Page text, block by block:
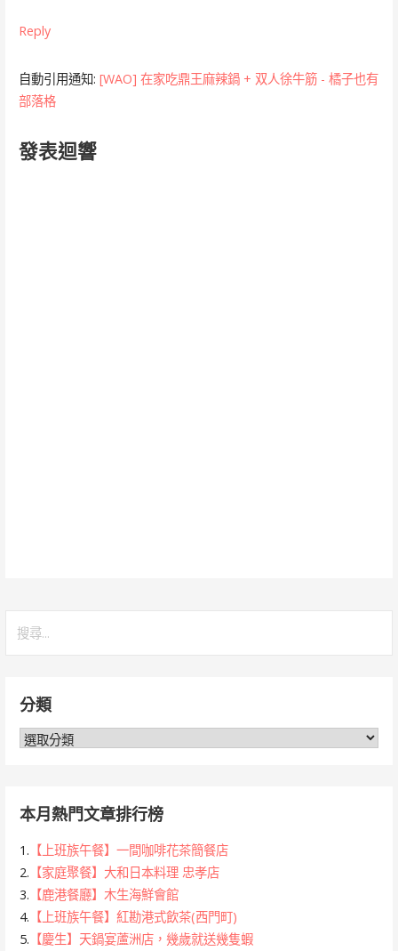
Reply
自動引用通知: [WAO] 在家吃鼎王麻辣鍋 + 双人徐牛筋 - 橘子也有
部落格
發表迴響
字:分類
分
本月熱門文章排行榜
1. 【上班族午餐】一間咖啡花茶簡餐店
2. 【家庭聚餐】大和日本料理 忠孝店
3. 【鹿港餐廳】木生海鮮會館
4. 【上班族午餐】紅勘港式飲茶(西門町)
5. 【慶生】天鍋宴蘆洲店，幾歲就送幾隻蝦